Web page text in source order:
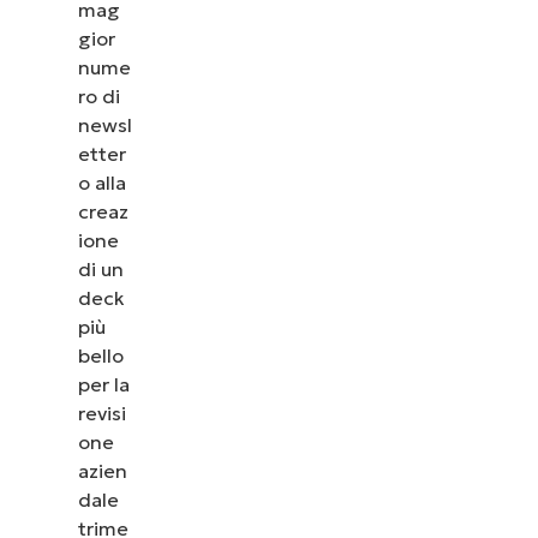
mag
gior
nume
ro di
newsl
etter
o alla
creaz
ione
di un
deck
più
bello
per la
revisi
one
azien
dale
trime